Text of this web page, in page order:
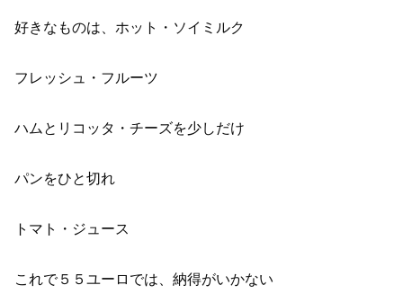
好きなものは、ホット・ソイミルク
フレッシュ・フルーツ
ハムとリコッタ・チーズを少しだけ
パンをひと切れ
トマト・ジュース
これで５５ユーロでは、納得がいかない